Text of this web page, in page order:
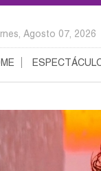
Agosto 07, 2026